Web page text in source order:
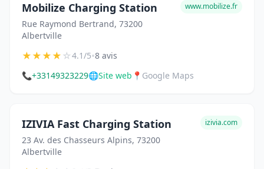
Mobilize Charging Station
Rue Raymond Bertrand, 73200
Albertville
www.mobilize.fr
★★★★☆4.1/5•8 avis
📞+33149323229🌐Site web 📍 Google Maps
IZIVIA Fast Charging Station
23 Av. des Chasseurs Alpins, 73200
Albertville
izivia.com